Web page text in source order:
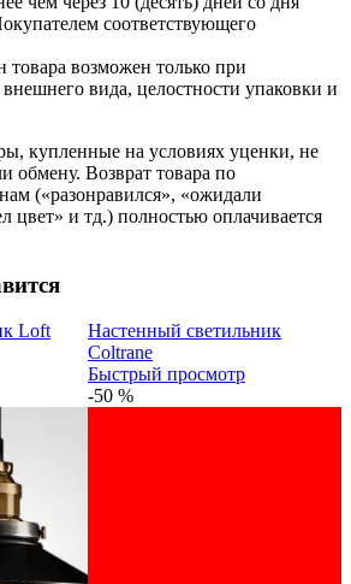
соответствующего
товара возможен только при
вида, целостности упаковки и
купленные на условиях уценки, не
обмену. Возврат товара по
(«разонравился», «ожидали
цвет» и тд.) полностью оплачивается
Loft
Настенный светильник
Coltrane
Быстрый просмотр
-50 %